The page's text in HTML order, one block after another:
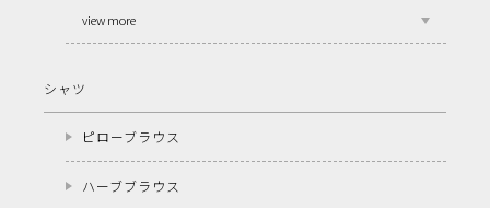
view more
シャツ
ピローブラウス
ハーブブラウス